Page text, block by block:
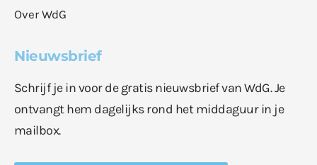
Over WdG
Nieuwsbrief
Schrijf je in voor de gratis nieuwsbrief van WdG. Je
ontvangt hem dagelijks rond het middaguur in je
mailbox.